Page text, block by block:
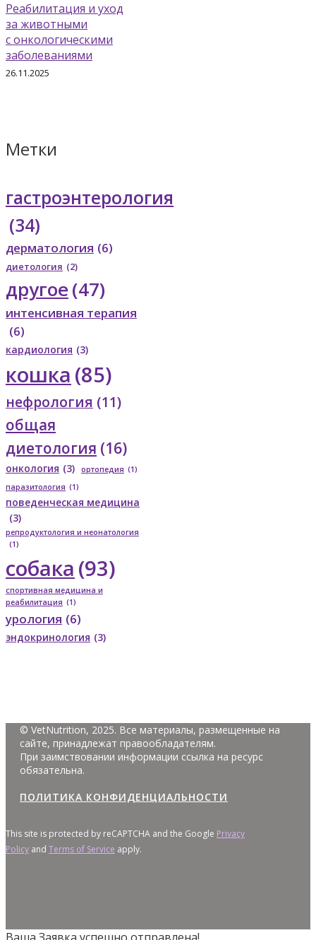
Реабилитация и уход
за животными
с онкологическими
заболеваниями
26.11.2025
Метки
гастроэнтерология
(34)
дерматология (6)
диетология (2)
другое(47)
интенсивная терапия
(6)
кардиология (3)
кошка (85)
нефрология (11)
общая
диетология (16)
онкология (3) ортопедия (1)
паразитология (1)
поведенческая медицина
(3)
репродуктология и неонатология
(1)
собака (93)
спортивная медицина и
реабилитация (1)
урология (6)
эндокринология (3)
© VetNutrition, 2025. Все материалы, размещенные на
сайте, принадлежат правообладателям.
При заимствовании информации ссылка на ресурс
обязательна.
ПОЛИТИКА КОНФИДЕНЦИАЛЬНОСТИ
This site is protected by reCAPTCHA and the Google Privacy
Policy and Terms of Service apply.